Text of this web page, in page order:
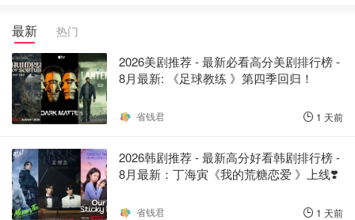
最新 热门
2026美剧推荐 - 最新必看高分美剧排行榜 -
8月最新: 《​​足球教练 》第四季回归！
省钱君 1 天前
2026韩剧推荐 - 最新高分好看韩剧排行榜 -
8月最新：丁海寅《我的荒糖恋爱 》上线❣️
省钱君 1 天前